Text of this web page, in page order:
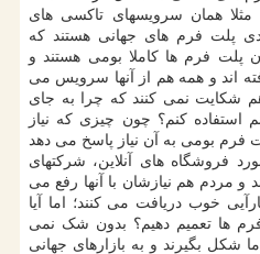
همان سرویسهای تاکسی های
پلت فرم های جهانی هستند که
پلت فرم ها کاملا بومی هستند و
اند و همه هم از آنها سرویس می
شکایت نمی کنند که چرا به جای
استفاده کنم؟ چون چیزی که نیاز
فرم بومی به آن نیاز پاسخ می دهد
فروشگاه های آنلاین، شرکتهای
و مردم هم نیازشان با آنها رفع می
خوب دریافت می کنند؛ اما آیا
ها تعمیم دهیم؟ بدون شک نمی
شکل بگیرند و به بازارهای جهانی